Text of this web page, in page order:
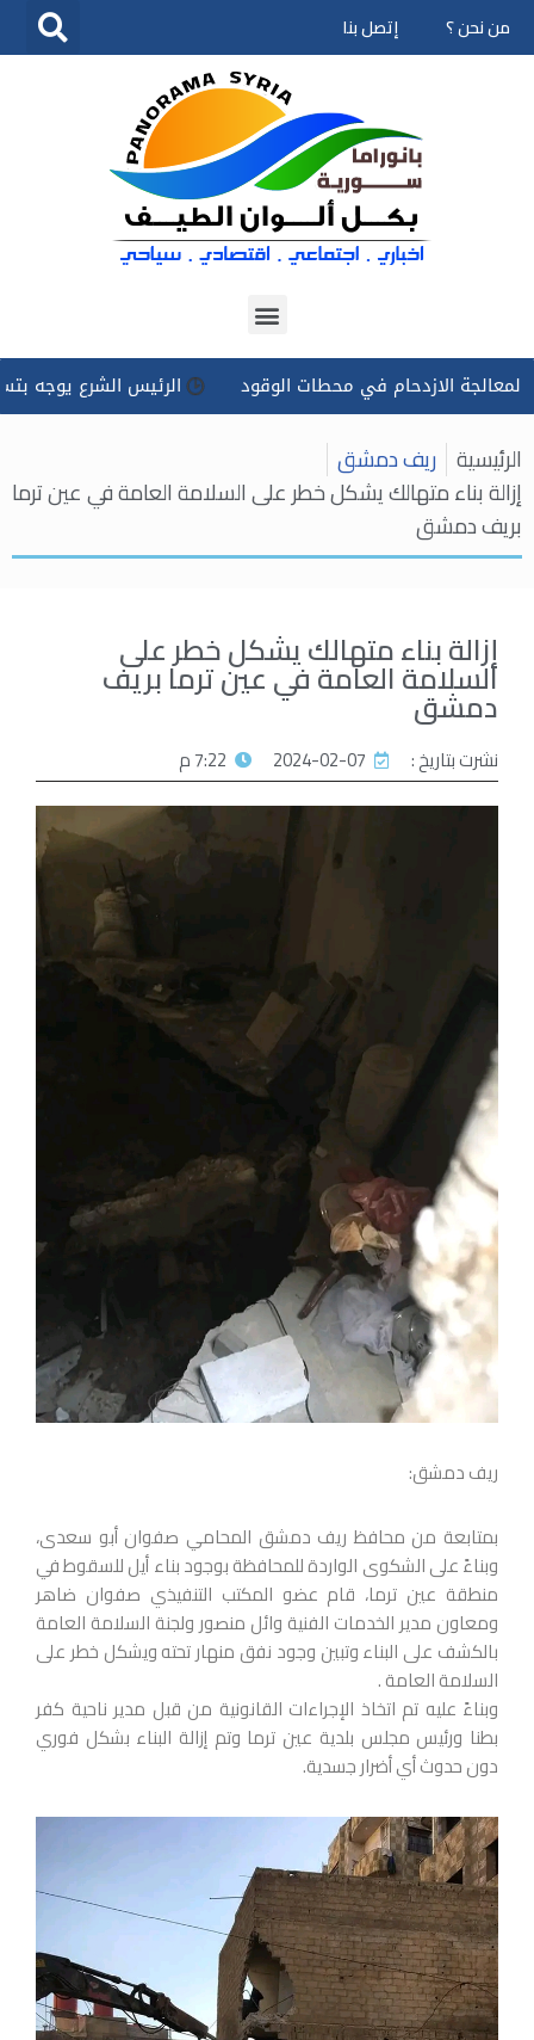
تخطى
من نحن ؟ إتصل بنا
في محطات الوقود الرئيس الشرع يوجه بتسخير كل
الرئيسية ريف دمشق
إزالة بناء متهالك يشكل خطر على السلامة العامة في عين ترما
بريف دمشق
إزالة بناء متهالك يشكل خطر على
السلامة العامة في عين ترما بريف
دمشق
نشرت بتاريخ : 2024-02-07 7:22 م
ريف دمشق:
بمتابعة من محافظ ريف دمشق المحامي صفوان أبو سعدى،
وبناءً على الشكوى الواردة للمحافظة بوجود بناء أيل للسقوط في
منطقة عين ترما، قام عضو المكتب التنفيذي صفوان ضاهر
ومعاون مدير الخدمات الفنية وائل منصور ولجنة السلامة العامة
بالكشف على البناء وتبين وجود نفق منهار تحته ويشكل خطر على
السلامة العامة .
وبناءً عليه تم اتخاذ الإجراءات القانونية من قبل مدير ناحية كفر
بطنا ورئيس مجلس بلدية عين ترما وتم إزالة البناء بشكل فوري
دون حدوث أي أضرار جسدية.